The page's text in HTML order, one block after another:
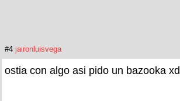
#4 jaironluisvega
ostia con algo asi pido un bazooka xd